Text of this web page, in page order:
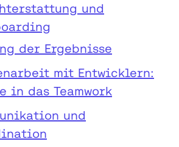
und
der Ergebnisse
mit Entwicklern:
in das Teamwork
und